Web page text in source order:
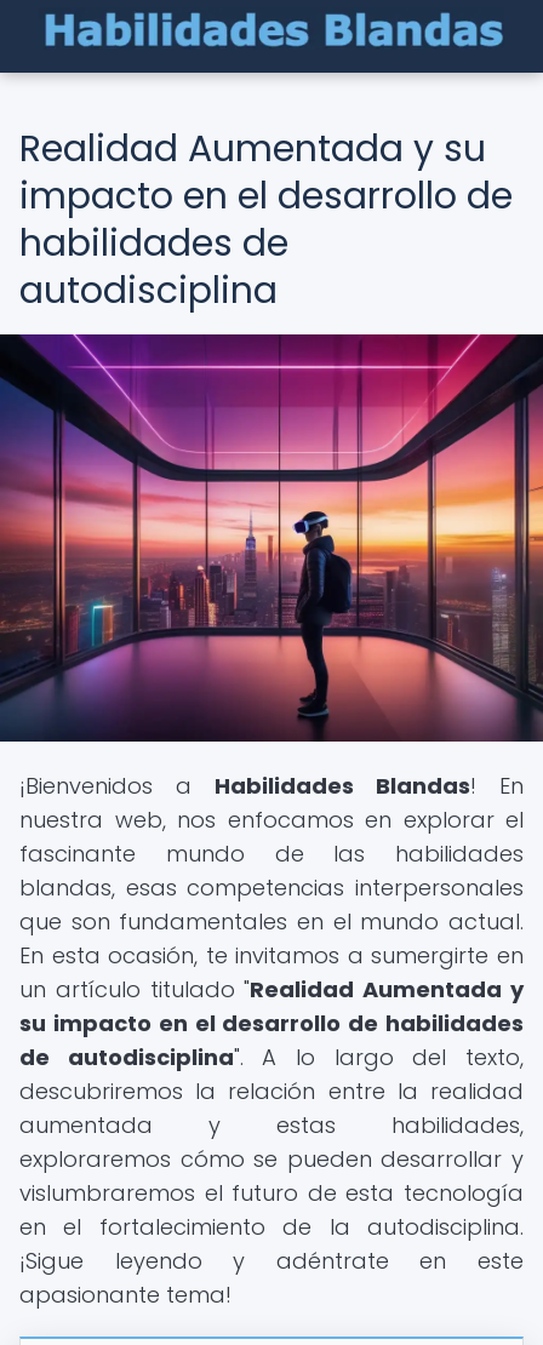
Realidad Aumentada y su
impacto en el desarrollo de
habilidades de
autodisciplina
¡Bienvenidos a Habilidades Blandas! En
nuestra web, nos enfocamos en explorar el
fascinante mundo de las habilidades
blandas, esas competencias interpersonales
que son fundamentales en el mundo actual.
En esta ocasión, te invitamos a sumergirte en
un artículo titulado "Realidad Aumentada y
su impacto en el desarrollo de habilidades
de autodisciplina". A lo largo del texto,
descubriremos la relación entre la realidad
aumentada y estas habilidades,
exploraremos cómo se pueden desarrollar y
vislumbraremos el futuro de esta tecnología
en el fortalecimiento de la autodisciplina.
¡Sigue leyendo y adéntrate en este
apasionante tema!